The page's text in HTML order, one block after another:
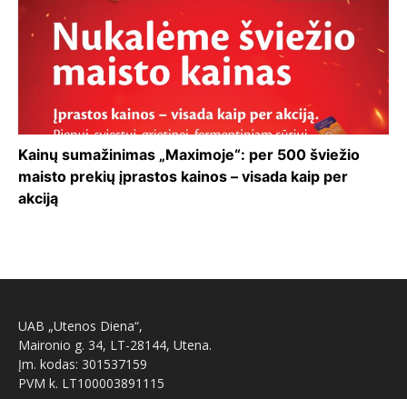
Kainų sumažinimas „Maximoje“: per 500 šviežio
maisto prekių įprastos kainos – visada kaip per
akciją
UAB „Utenos Diena“,
Maironio g. 34, LT-28144, Utena.
Įm. kodas: 301537159
PVM k. LT100003891115